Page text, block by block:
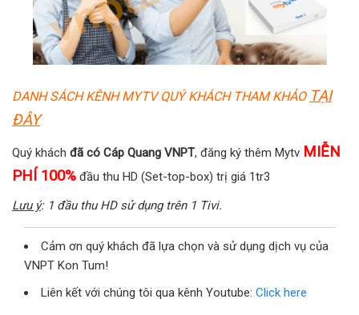
DANH SÁCH KÊNH MYTV QUÝ KHÁCH THAM KHẢO TẠI
ĐÂY
Quý khách đã có Cáp Quang VNPT, đăng ký thêm Mytv MIỄN
PHÍ 100% đầu thu HD (Set-top-box) trị giá 1tr3
Lưu ý: 1 đầu thu HD sử dụng trên 1 Tivi.
Cảm ơn quý khách đã lựa chọn và sử dụng dịch vụ của
VNPT Kon Tum!
Liên kết với chúng tôi qua kênh Youtube: Click here